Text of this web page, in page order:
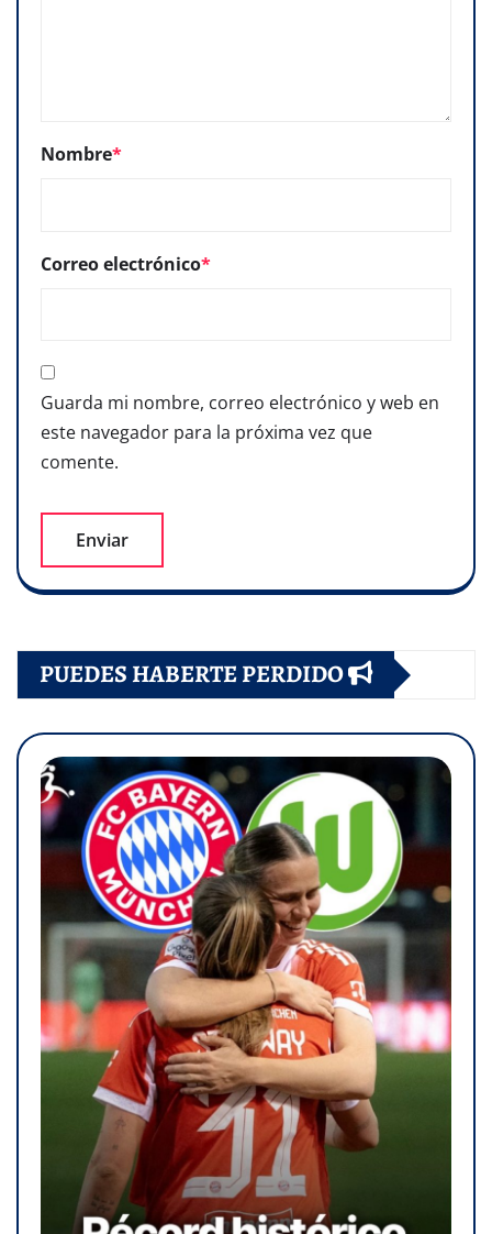
Nombre*
Correo electrónico*
Guarda mi nombre, correo electrónico y web en
este navegador para la próxima vez que
comente.
PUEDES HABERTE PERDIDO